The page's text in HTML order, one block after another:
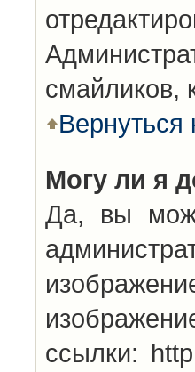
смайликов,
Вернуться
Могу ли я
Да, вы
ссылки: